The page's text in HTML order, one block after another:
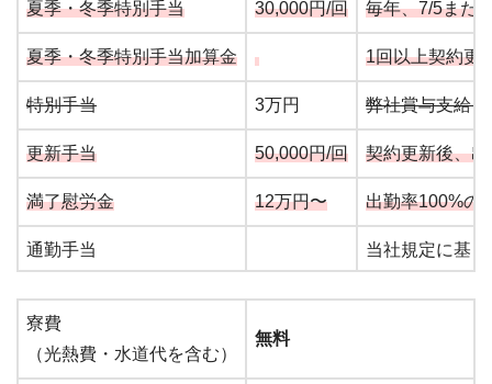
夏季・冬季特別手当 30,000円/回 毎年、7/5また
夏季・冬季特別手当加算金 1回以上契約更
特別手当 3万円 弊社賞与支給
更新手当 50,000円/回 契約更新後、
満了慰労金 12万円〜 出勤率100%の
通勤手当 当社規定に基
割増金 割増率：（時
特定時間割増
寮費
（光熱費・水道代を含む）
無料